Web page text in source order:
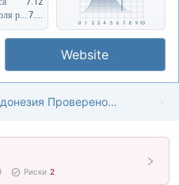
Website
BestProfit Индонезия Проверено: Физическое присутствие не обнаружено
Риски 2